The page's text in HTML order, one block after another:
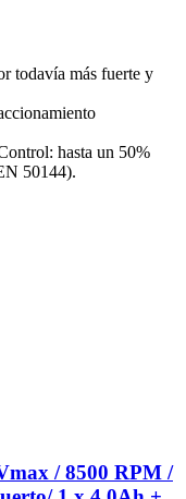
todavía más fuerte y
hasta un 50%
50144).
/ 8500 RPM /